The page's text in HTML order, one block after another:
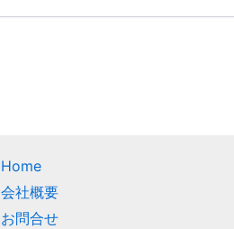
Home
会社概要
お問合せ